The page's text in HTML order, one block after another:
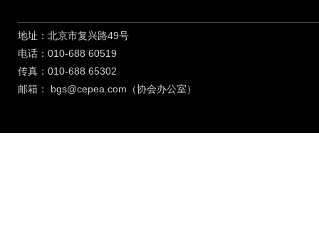
地址：北京市复兴路49号
电话：010-688 60519
传真：010-688 65302
邮箱：
bgs@cepea.com（协会办公室）